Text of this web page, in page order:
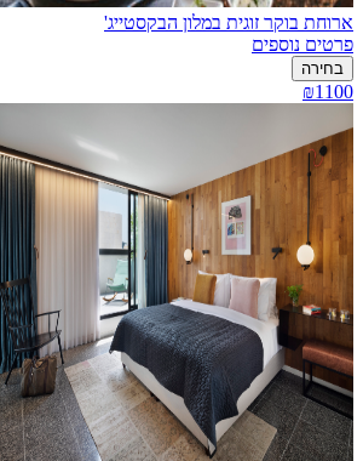
ארוחת בוקר זוגית במלון הבקסטייג'
פרטים נוספים
בחירה
₪1100